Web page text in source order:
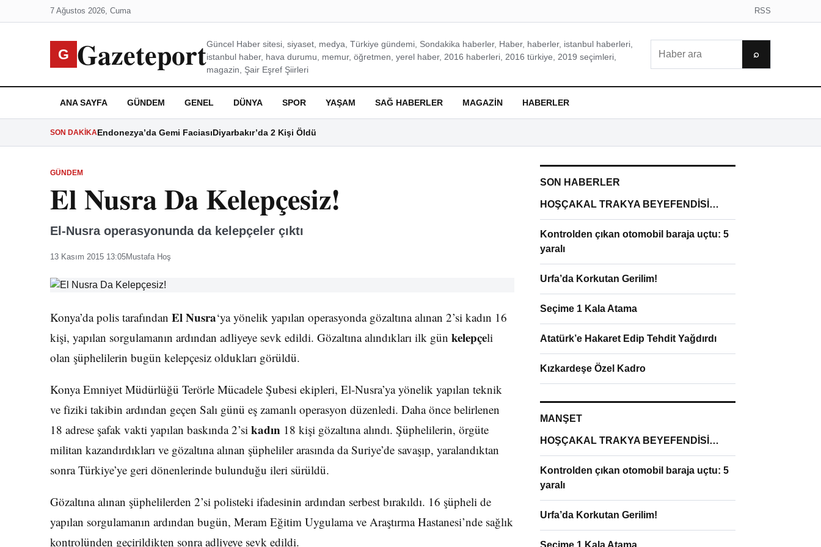
7 Ağustos 2026, Cuma RSS
G GazeteportGüncel Haber sitesi, siyaset, medya, Türkiye gündemi, Sondakika haberler, Haber, haberler, istanbul haberleri,
istanbul haber, hava durumu, memur, öğretmen, yerel haber, 2016 haberleri, 2016 türkiye, 2019 seçimleri,
magazin, Şair Eşref Şiirleri
⌕
ANA SAYFA GÜNDEM GENEL DÜNYA SPOR YAŞAM SAĞ HABERLER MAGAZIN HABERLER
SON DAKIKAEndonezya’da Gemi FaciasıDiyarbakır’da 2 Kişi Öldü
GÜNDEM
El Nusra Da Kelepçesiz!
El-Nusra operasyonunda da kelepçeler çıktı
13 Kasım 2015 13:05Mustafa Hoş
Konya’da polis tarafından El Nusra‘ya yönelik yapılan operasyonda gözaltına alınan 2’si kadın 16
kişi, yapılan sorgulamanın ardından adliyeye sevk edildi. Gözaltına alındıkları ilk gün kelepçeli
olan şüphelilerin bugün kelepçesiz oldukları görüldü.
Konya Emniyet Müdürlüğü Terörle Mücadele Şubesi ekipleri, El-Nusra’ya yönelik yapılan teknik
ve fiziki takibin ardından geçen Salı günü eş zamanlı operasyon düzenledi. Daha önce belirlenen
18 adrese şafak vakti yapılan baskında 2’si kadın 18 kişi gözaltına alındı. Şüphelilerin, örgüte
militan kazandırdıkları ve gözaltına alınan şüpheliler arasında da Suriye’de savaşıp, yaralandıktan
sonra Türkiye’ye geri dönenlerinde bulunduğu ileri sürüldü.
Gözaltına alınan şüphelilerden 2’si polisteki ifadesinin ardından serbest bırakıldı. 16 şüpheli de
yapılan sorgulamanın ardından bugün, Meram Eğitim Uygulama ve Araştırma Hastanesi’nde sağlık
kontrolünden geçirildikten sonra adliyeye sevk edildi.
SON HABERLER
HOŞÇAKAL TRAKYA BEYEFENDİSİ…
Kontrolden çıkan otomobil baraja uçtu: 5
yaralı
Urfa’da Korkutan Gerilim!
Seçime 1 Kala Atama
Atatürk’e Hakaret Edip Tehdit Yağdırdı
Kızkardeşe Özel Kadro
MANŞET
HOŞÇAKAL TRAKYA BEYEFENDİSİ…
Kontrolden çıkan otomobil baraja uçtu: 5
yaralı
Urfa’da Korkutan Gerilim!
Seçime 1 Kala Atama